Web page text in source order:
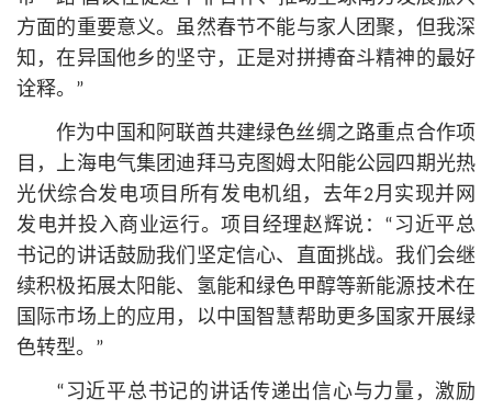
方面的重要意义。虽然春节不能与家人团聚，但我深
知，在异国他乡的坚守，正是对拼搏奋斗精神的最好
诠释。”
作为中国和阿联酋共建绿色丝绸之路重点合作项
目，上海电气集团迪拜马克图姆太阳能公园四期光热
光伏综合发电项目所有发电机组，去年2月实现并网
发电并投入商业运行。项目经理赵辉说：“习近平总
书记的讲话鼓励我们坚定信心、直面挑战。我们会继
续积极拓展太阳能、氢能和绿色甲醇等新能源技术在
国际市场上的应用，以中国智慧帮助更多国家开展绿
色转型。”
“习近平总书记的讲话传递出信心与力量，激励